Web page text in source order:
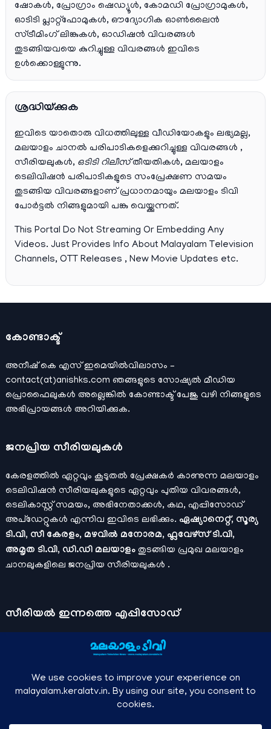
ഷോകൾ, പ്രോഗ്രാം ഷെഡ്യൂൾ, കോമഡി പ്രോഗ്രാമുകൾ,
ഓടിടി പ്ലാറ്റ്‌ഫോമുകൾ, ഔദ്യോഗിക ഓൺലൈൻ
സ്ട്രീമിംഗ് ലിങ്കുകൾ, ഓഡിഷൻ വിവരങ്ങൾ
തുടങ്ങിയവയെ കുറിച്ചുള്ള വിവരങ്ങൾ ഇവിടെ
ഉൾക്കൊള്ളുന്നു.
ശ്രദ്ധിയ്ക്കുക
ഇവിടെ യാതൊരു വിധത്തിലുള്ള വീഡിയോകളും ലഭ്യമല്ല,
മലയാളം ചാനല്‍ പരിപാടികളെക്കുറിച്ചുള്ള വിവരങ്ങള്‍ ,
സീരിയലുകള്‍, ഒടിടി റിലീസ്തീയതികള്‍, മലയാളം
ടെലിവിഷന്‍ പരിപാടികളുടെ സംപ്രേക്ഷണ സമയം
തുടങ്ങിയ വിവരങ്ങളാണ് പ്രധാനമായും മലയാളം ടിവി
പോര്‍ട്ടല്‍ നിങ്ങളുമായി പങ്കു വെയ്ക്കുന്നത്.
This Portal Do Not Streaming Or Embedding Any
Videos. Just Provides Info About Malayalam Television
Channels, OTT Releases , New Movie Updates etc.
കോണ്ടാക്ട്
അനീഷ്‌ കെ എസ് ഇമെയില്‍വിലാസം –
contact(at)anishks.com ഞങ്ങളുടെ സോഷ്യല്‍ മീഡിയ
പ്രൊഫൈലുകള്‍ അല്ലെങ്കില്‍ കോണ്ടാക്ട്പേജു വഴി നിങ്ങളുടെ
അഭിപ്രായങ്ങള്‍ അറിയിക്കുക.
ജനപ്രിയ സീരിയലുകള്‍
കേരളത്തിൽ ഏറ്റവും കൂടുതൽ പ്രേക്ഷകർ കാണുന്ന മലയാളം
ടെലിവിഷൻ സീരിയലുകളുടെ ഏറ്റവും പുതിയ വിവരങ്ങൾ,
ടെലികാസ്റ്റ് സമയം, അഭിനേതാക്കൾ, കഥ, എപ്പിസോഡ്
അപ്ഡേറ്റുകൾ എന്നിവ ഇവിടെ ലഭിക്കും. ഏഷ്യാനെറ്റ്, സൂര്യ
ടി.വി, സീ കേരളം, മഴവിൽ മനോരമ, ഫ്ലവേഴ്സ് ടി.വി,
അമൃത ടി.വി, ഡി.ഡി മലയാളം തുടങ്ങിയ പ്രമുഖ മലയാളം
ചാനലുകളിലെ ജനപ്രിയ സീരിയലുകൾ .
സീരിയല്‍ ഇന്നത്തെ എപ്പിസോഡ്
ചാനലുകളുടെ ഔദ്യോഗിക മൊബൈല്‍ ആപ്പുകള്‍ , ഒഫിഷ്യല്‍
യൂട്യൂബ് ചാനല്‍ ഇവ ഉപയോഗപ്പെടുത്തി കഴിഞ്ഞുപോയ
മനോരമ മാക്സ് , സണ്‍ നെക്സ്റ്റ്, സോണി ലിവ് , നെറ്റ് ഫ്ലിക്സ്
തുടങ്ങിയ ഒടിടി ആപ്പുകള്‍ വഴിയുള്ള സിനിമ ഓണ്‍ലൈന്‍